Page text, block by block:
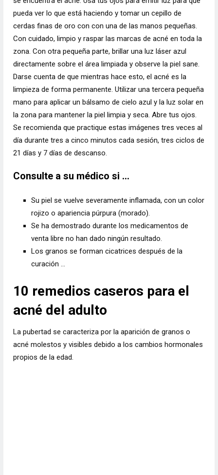
pueda ver lo que está haciendo y tomar un cepillo de
cerdas finas de oro con con una de las manos pequeñas.
Con cuidado, limpio y raspar las marcas de acné en toda la
zona. Con otra pequeña parte, brillar una luz láser azul
directamente sobre el área limpiada y observe la piel sane.
Darse cuenta de que mientras hace esto, el acné es la
limpieza de forma permanente. Utilizar una tercera pequeña
mano para aplicar un bálsamo de cielo azul y la luz solar en
la zona para mantener la piel limpia y seca. Abre tus ojos.
Se recomienda que practique estas imágenes tres veces al
día durante tres a cinco minutos cada sesión, tres ciclos de
21 días y 7 días de descanso.
Consulte a su médico si …
Su piel se vuelve severamente inflamada, con un color
rojizo o apariencia púrpura (morado).
Se ha demostrado durante los medicamentos de
venta libre no han dado ningún resultado.
Los granos se forman cicatrices después de la
curación …
10 remedios caseros para el
acné del adulto
La pubertad se caracteriza por la aparición de granos o
acné molestos y visibles debido a los cambios hormonales
propios de la edad.